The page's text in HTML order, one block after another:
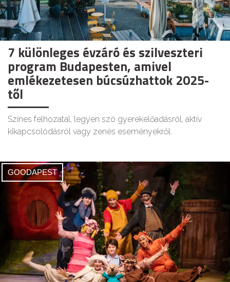
7 különleges évzáró és szilveszteri
program Budapesten, amivel
emlékezetesen búcsúzhattok 2025-
től
Színes felhozatal, legyen szó gyerekelőadásról, aktív
kikapcsolódásról vagy zenés eseményekről.
GOODAPEST